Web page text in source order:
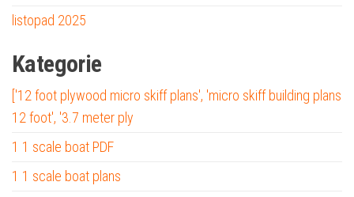
listopad 2025
Kategorie
['12 foot plywood micro skiff plans', 'micro skiff building plans
12 foot', '3.7 meter ply
1 1 scale boat PDF
1 1 scale boat plans